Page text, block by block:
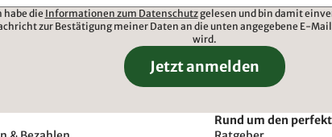
habe die Informationen zum Datenschutzgelesen und bin damit
zur Bestätigung meiner Daten an die unten angegebene E-
wird.
Jetzt anmelden
Rund um den